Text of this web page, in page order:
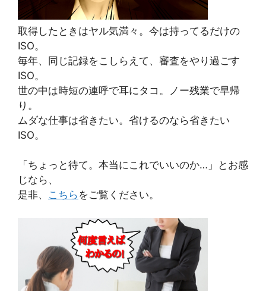
取得したときはヤル気満々。今は持ってるだけの
ISO。
毎年、同じ記録をこしらえて、審査をやり過ごす
ISO。
世の中は時短の連呼で耳にタコ。ノー残業で早帰
り。
ムダな仕事は省きたい。省けるのなら省きたい
ISO。
「ちょっと待て。本当にこれでいいのか…」とお感
じなら、
是非、 こちら をご覧ください。